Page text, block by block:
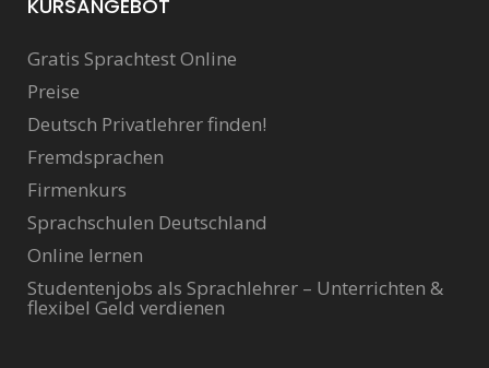
KURSANGEBOT
Gratis Sprachtest Online
Preise
Deutsch Privatlehrer finden!
Fremdsprachen
Firmenkurs
Sprachschulen Deutschland
Online lernen
Studentenjobs als Sprachlehrer – Unterrichten &
flexibel Geld verdienen